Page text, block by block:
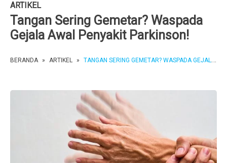
ARTIKEL
Tangan Sering Gemetar? Waspada
Gejala Awal Penyakit Parkinson!
BERANDA » ARTIKEL » TANGAN SERING GEMETAR? WASPADA GEJALA AWAL PENYAKIT PARKINSON!